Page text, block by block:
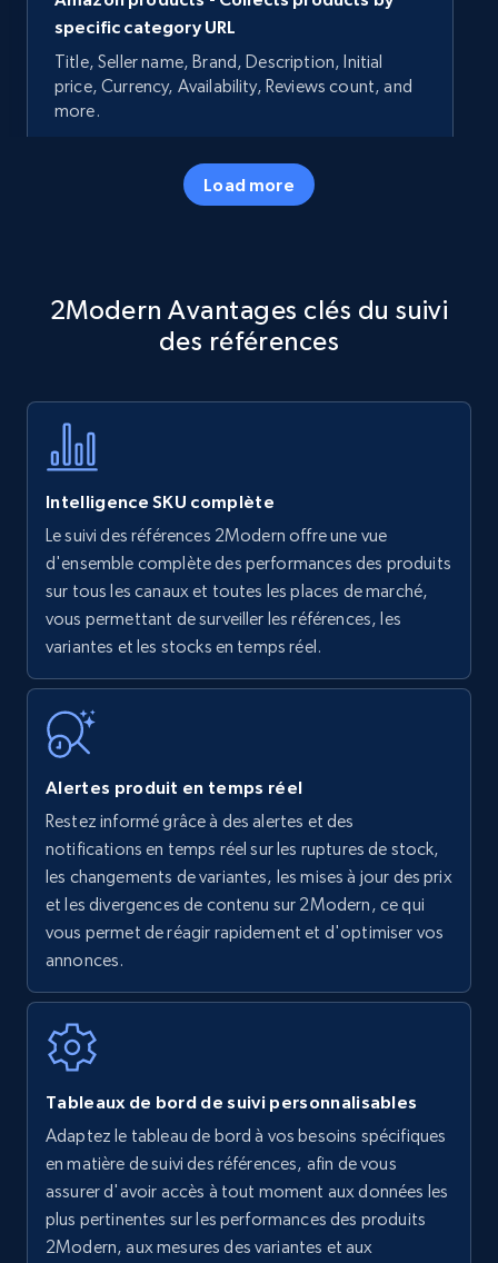
specific category URL
Title, Seller name, Brand, Description, Initial
price, Currency, Availability, Reviews count, and
more.
5.7K+ Commencer
specific keywords
Title, Seller name, Brand, Description, Initial
Amazon products - find products by using
upc numbers
Title, Seller name, Brand, Description, Initial
price, Currency, Availability, Reviews count, and
35.3K+
Amazon Reviews
URL, Product name, Product rating, Product
rating object, Product rating max, Rating,
Author name, Asin, and more.
Walmart - products
URL, Final price, Sku, Currency, Gtin,
Specifications, Image urls, Top reviews, and
more.
5.6K+
Load more
2Modern Avantages clés du suivi
des références
Intelligence SKU complète
Le suivi des références 2Modern offre une vue
d'ensemble complète des performances des produits
sur tous les canaux et toutes les places de marché,
vous permettant de surveiller les références, les
variantes et les stocks en temps réel.
Alertes produit en temps réel
Restez informé grâce à des alertes et des
notifications en temps réel sur les ruptures de stock,
les changements de variantes, les mises à jour des prix
et les divergences de contenu sur 2Modern, ce qui
vous permet de réagir rapidement et d'optimiser vos
annonces.
Tableaux de bord de suivi personnalisables
Adaptez le tableau de bord à vos besoins spécifiques
en matière de suivi des références, afin de vous
assurer d'avoir accès à tout moment aux données les
plus pertinentes sur les performances des produits
2Modern, aux mesures des variantes et aux